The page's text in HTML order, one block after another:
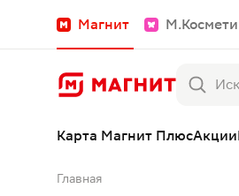
Магнит
Карта Магнит ПлюсАкции
Главная